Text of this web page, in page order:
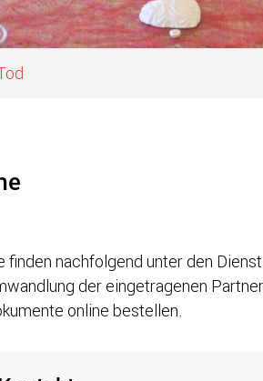
finden nachfolgend unter den
der eingetragenen
online bestellen.